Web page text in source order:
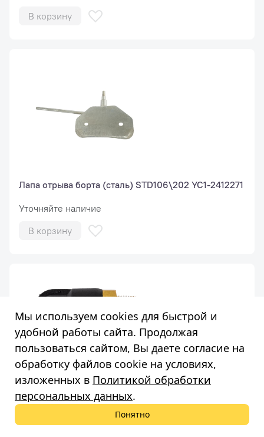
В корзину
Лапа отрыва борта (сталь) STD106\202 YC1-2412271
Уточняйте наличие
В корзину
Фитинг угловой 90°, разъем 8-1/8 STD106\202
Мы используем cookies для быстрой и
удобной работы сайта. Продолжая
пользоваться сайтом, Вы даете согласие на
обработку файлов cookie на условиях,
изложенных в Политикой обработки
персональных данных.
Понятно